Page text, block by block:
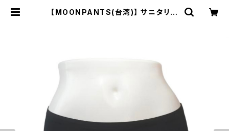
【MOONPANTS(台湾)】 サニタリー